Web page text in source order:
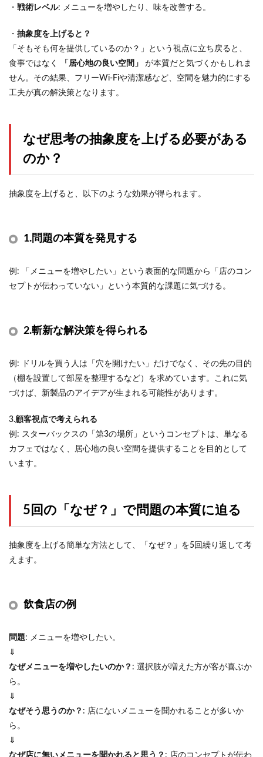
・ 戦術レベル: メニューを増やしたり、味を改善する。
・ 抽象度を上げると？
「そもそも何を提供しているのか？」という視点に立ち戻ると、
食事ではなく
「居心地の良い空間」
が本質だと気づくかもしれま
せん。その結果、フリーWi-Fiや清潔感など、空間を魅力的にする
工夫が真の解決策となります。
なぜ思考の抽象度を上げる必要がある
のか？
抽象度を上げると、以下のような効果が得られます。
1.問題の本質を発見する
例: 「メニューを増やしたい」という表面的な問題から「店のコン
セプトが伝わっていない」という本質的な課題に気づける。
2.斬新な解決策を得られる
例: ドリルを買う人は「穴を開けたい」だけでなく、その先の目的
（棚を設置して部屋を整理するなど）を求めています。これに気
づけば、新製品のアイデアが生まれる可能性があります。
3.顧客視点で考えられる
例: スターバックスの「第3の場所」というコンセプトは、単なる
カフェではなく、居心地の良い空間を提供することを目的として
います。
5回の「なぜ？」で問題の本質に迫る
抽象度を上げる簡単な方法として、「なぜ？」を5回繰り返して考
えます。
飲食店の例
問題: メニューを増やしたい。
⇓
なぜメニューを増やしたいのか？ : 選択肢が増えた方が客が喜ぶか
ら。
⇓
なぜそう思うのか？ : 店にないメニューを聞かれることが多いか
ら。
⇓
なぜ店に無いメニューを聞かれると思う？ : 店のコンセプトが伝わ